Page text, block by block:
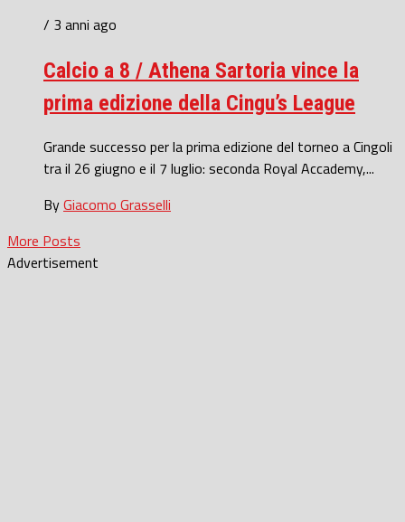
/ 3 anni ago
Calcio a 8 / Athena Sartoria vince la
prima edizione della Cingu’s League
Grande successo per la prima edizione del torneo a Cingoli
tra il 26 giugno e il 7 luglio: seconda Royal Accademy,...
ByGiacomo Grasselli
More Posts
Advertisement